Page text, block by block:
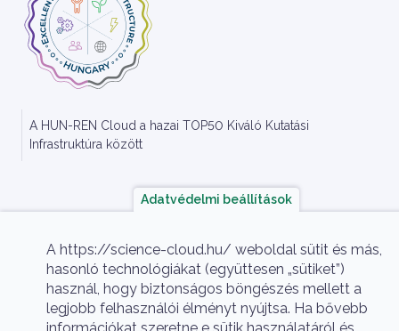
A HUN-REN Cloud a hazai TOP50 Kiváló Kutatási
Infrastruktúra között
HUN-REN Cloud Copyright
© 2026 HUN-REN Cloud
Lábléc menü
Adatkezelési nyilatkozat Támogatás kérése Hu
Adatvédelmi beállítások
A https://science-cloud.hu/ weboldal sütit és más,
hasonló technológiákat (együttesen „sütiket”)
használ, hogy biztonságos böngészés mellett a
legjobb felhasználói élményt nyújtsa. Ha bővebb